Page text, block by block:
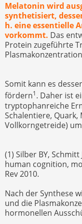
Melatonin wird
synthetisiert,
h. eine essentielle
vorkommt. Das
Protein zugeführte
Somit kann es
fördern1. Daher ist
tryptophanreiche
Schalentiere, Quark,
Vollkorngetreide)
(1) Silber BY,
human cognition,
Rev 2010.
Nach der Synthese
und die
hormonellen